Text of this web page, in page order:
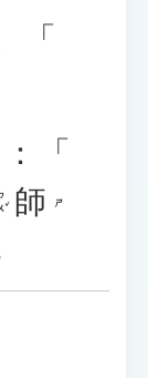
「
：「
ˇ 師 ㄕ